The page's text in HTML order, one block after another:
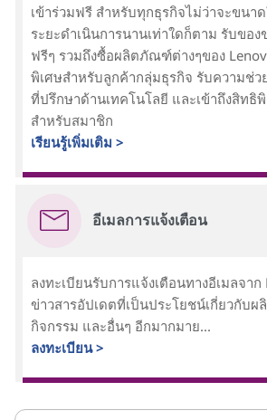
เข้าร่วมฟรี สำหรับทุกธุรกิจไม่ว่าจะขนา
ระยะดำเนินการนานเท่าใดก็ตาม รับขอ
ฟรีๆ รวมถึงซื้อผลิตภัณฑ์ต่างๆของ
พิเศษสำหรับลูกค้ากลุ่มธุรกิจ รับความช่ว
ที่ปรึกษาด้านเทคโนโลยี และเข้าถึงสิทธิ
สำหรับสมาชิก
เรียนรู้เพิ่มเติม >
อีเมลการแจ้งเตือน
ลงทะเบียนรับการแจ้งเตือนทางอีเมลจาก
ข่าวสารอัปเดตที่เป็นประโยชน์เกี่ยวกับ
กิจกรรม และอื่นๆ อีกมากมาย...
ลงทะเบียน >